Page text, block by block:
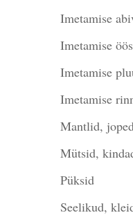
Imetamise
Imetamise
Imetamise
Imetamise
Mantlid,
Mütsid,
Püksid
Seelikud,